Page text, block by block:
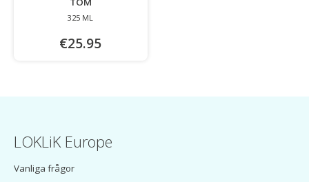
325 ML
€25.95
LOKLiK Europe
Vanliga frågor